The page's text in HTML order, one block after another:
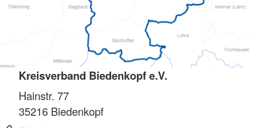
Kreisverband Biedenkopf e.V.
Hainstr. 77
35216 Biedenkopf